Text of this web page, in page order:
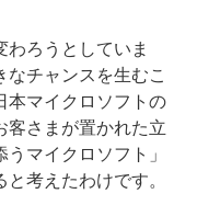
ろうとしていま
チャンスを生むこ
本マイクロソフトの
客さまが置かれた立
マイクロソフト」
考えたわけです。